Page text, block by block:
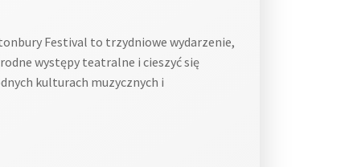
Festival to trzydniowe wydarzenie,
występy teatralne i cieszyć się
kulturach muzycznych i